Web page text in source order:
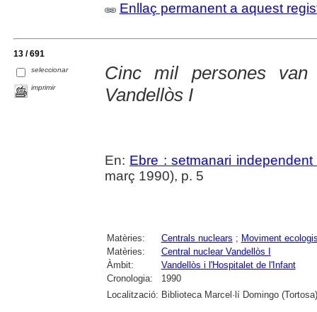
Enllaç permanent a aquest
13 / 691
seleccionar
imprimir
Cinc mil persones
Vandellòs I
En: Ebre : setmanari
març 1990), p. 5
Matèries: Centrals nuclears ; Moviment
Matèries:
Central nuclear Vandellòs I
Àmbit:
Vandellòs i l'Hospitalet de l'Infant
Cronologia:
1990
Localització: Biblioteca Marcel·lí Domingo (Tortosa)